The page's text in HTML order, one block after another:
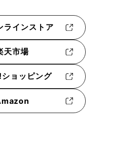
ラインストア
天市場
ョッピング